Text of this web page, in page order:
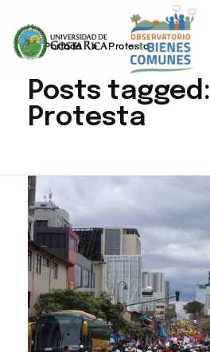
Portada » Protesta
Posts tagged:
Protesta